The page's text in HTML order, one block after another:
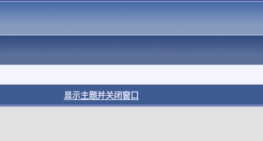
显示主题并关闭窗口